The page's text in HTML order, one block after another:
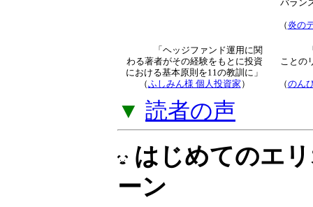
読者による新
「本書で一番大きな価値が
あると思うのが、損益比率
の検証結果を紹介している
第9章のリワードリスクの
研究です」
ホワイト様 FX/先物18年
よ